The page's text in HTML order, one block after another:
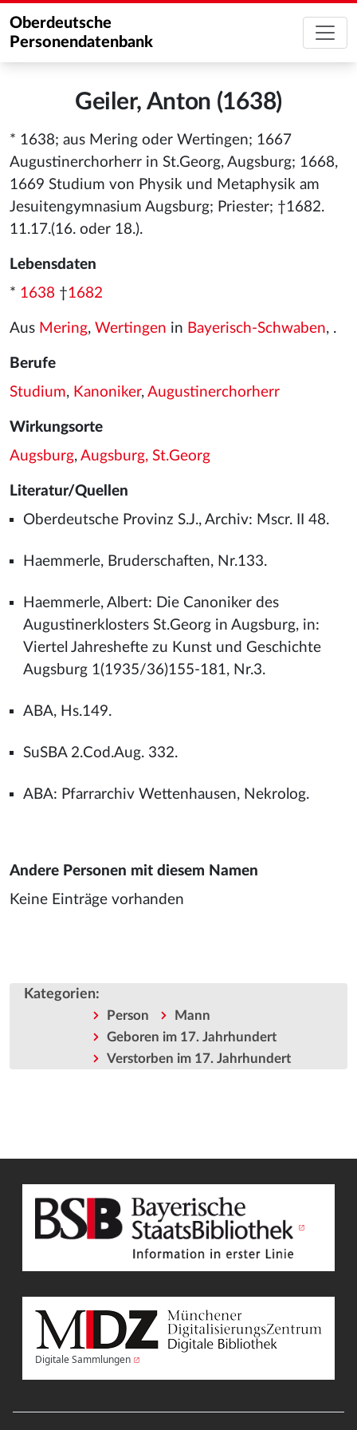
Oberdeutsche
Personendatenbank
Geiler, Anton (1638)
* 1638; aus Mering oder Wertingen; 1667
Augustinerchorherr in St.Georg, Augsburg; 1668,
1669 Studium von Physik und Metaphysik am
Jesuitengymnasium Augsburg; Priester; †1682.
11.17.(16. oder 18.).
Lebensdaten
* 1638 †1682
Aus Mering, Wertingen in Bayerisch-Schwaben, .
Berufe
Studium, Kanoniker, Augustinerchorherr
Wirkungsorte
Augsburg, Augsburg, St.Georg
Literatur/Quellen
Oberdeutsche Provinz S.J., Archiv: Mscr. II 48.
Haemmerle, Bruderschaften, Nr.133.
Haemmerle, Albert: Die Canoniker des
Augustinerklosters St.Georg in Augsburg, in:
Viertel Jahreshefte zu Kunst und Geschichte
Augsburg 1(1935/36)155-181, Nr.3.
ABA, Hs.149.
SuSBA 2.Cod.Aug. 332.
ABA: Pfarrarchiv Wettenhausen, Nekrolog.
Andere Personen mit diesem Namen
Keine Einträge vorhanden
Kategorien:
Person
Mann
Geboren im 17. Jahrhundert
Verstorben im 17. Jahrhundert
Digitale Sammlungen